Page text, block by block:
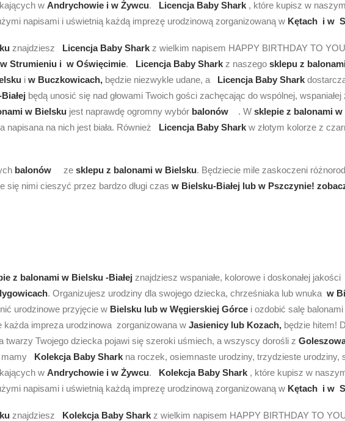
w Andrychowie i w Żywcu. Licencja Baby Shark , które kupisz w
napisami i uświetnią każdą imprezę urodzinową zorganizowaną w Kętach i w
znajdziesz Licencja Baby Shark z wielkim napisem HAPPY BIRTHDAY TO
w Strumieniu i w Oświęcimie. Licencja Baby Shark z naszego sklepu z
i w Buczkowicach, będzie niezwykle udane, a Licencja Baby Shark
będą unosić się nad głowami Twoich gości zachęcając do wspólnej, wspaniałej
w Bielsku jest naprawdę ogromny wybór balonów . W sklepie z balonami
na nich jest biała. Również Licencja Baby Shark w złotym kolorze z
balonów ze sklepu z balonami w Bielsku. Będziecie mile zaskoczeni
się nimi cieszyć przez bardzo długi czas w Bielsku-Białej lub w Pszczynie!
z balonami w Bielsku -Białej znajdziesz wspaniałe, kolorowe i doskonałej jakości
. Organizujesz urodziny dla swojego dziecka, chrześniaka lub wnuka w
urodzinowe przyjęcie w Bielsku lub w Węgierskiej Górce i ozdobić salę
każda impreza urodzinowa zorganizowana w Jasienicy lub Kozach, będzie hitem!
twarzy Twojego dziecka pojawi się szeroki uśmiech, a wszyscy dorośli z
mamy Kolekcja Baby Shark na roczek, osiemnaste urodziny, trzydzieste urodziny,
w Andrychowie i w Żywcu. Kolekcja Baby Shark , które kupisz w
napisami i uświetnią każdą imprezę urodzinową zorganizowaną w Kętach i w
znajdziesz Kolekcja Baby Shark z wielkim napisem HAPPY BIRTHDAY TO